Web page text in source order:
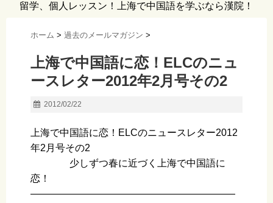
留学、個人レッスン！上海で中国語を学ぶなら漢院！
ホーム > 過去のメールマガジン >
上海で中国語に恋！ELCのニュ
ースレター2012年2月号その2
2012/02/22
上海で中国語に恋！ELCのニュースレター2012
年2月号その2
少しずつ春に近づく上海で中国語に
恋！
—————————————————————